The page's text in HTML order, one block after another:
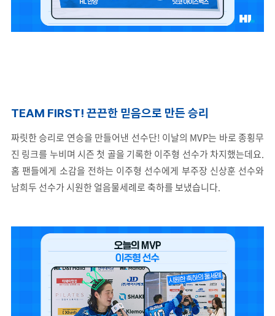
TEAM FIRST! 끈끈한 믿음으로 만든 승리
짜릿한 승리로 연승을 만들어낸 선수단! 이날의 MVP는 바로 종횡무
진 링크를 누비며 시즌 첫 골을 기록한 이주형 선수가 차지했는데요.
홈 팬들에게 소감을 전하는 이주형 선수에게 부주장 신상훈 선수와
남희두 선수가 시원한 얼음물세례로 축하를 보냈습니다.